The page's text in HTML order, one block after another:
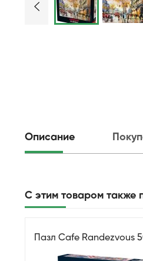
Описание
С этим товаром также
Пазл Cafe Randezvous